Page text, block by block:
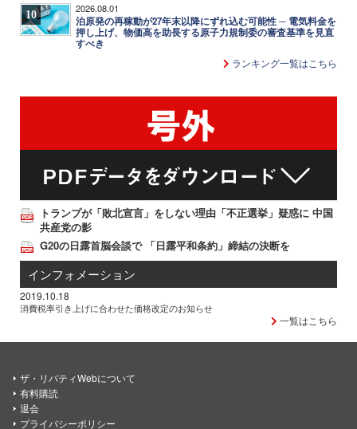
10 2026.08.01
泊原発の再稼動が27年末以降にずれ込む可能性 ─ 電気料金を
押し上げ、物価高を助長する原子力規制委の審査基準を見直
すべき
ランキング一覧はこちら
トランプが「敗北宣言」をしない理由「不正選挙」疑惑に 中国
共産党の影
G20の日露首脳会談で 「日露平和条約」締結の決断を
インフォメーション
2019.10.18
消費税率引き上げに合わせた価格改定のお知らせ
一覧はこちら
ザ・リバティWebについて
有料購読
退会
プライバシーポリシー